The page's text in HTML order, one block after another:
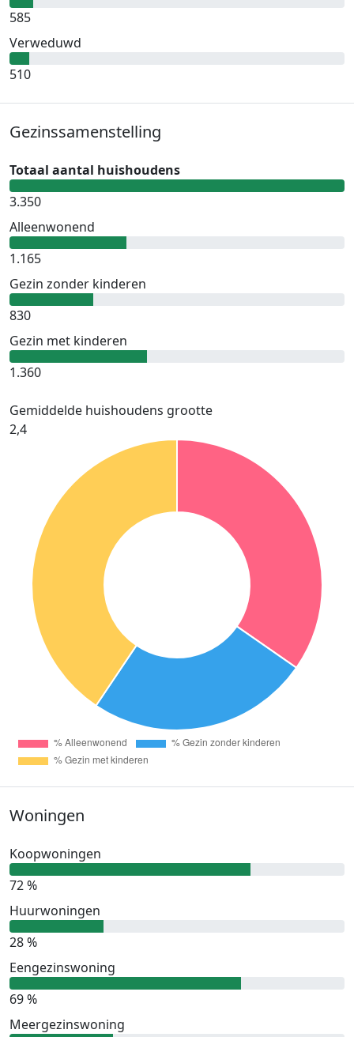
585
Verweduwd
510
Gezinssamenstelling
Totaal aantal huishoudens
3.350
Alleenwonend
1.165
Gezin zonder kinderen
830
Gezin met kinderen
1.360
Gemiddelde huishoudens grootte
2,4
Woningen
Koopwoningen
72 %
Huurwoningen
28 %
Eengezinswoning
69 %
Meergezinswoning